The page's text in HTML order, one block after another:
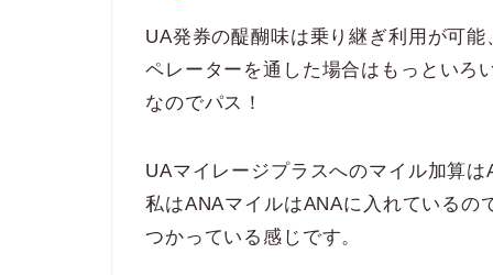
UA発券の醍醐味は乗り継ぎ利用が可能
ペレーターを通した場合はもっといろ
なのでパス！
UAマイレージプラスへのマイル加算
私はANAマイルはANAに入れているの
つかっている感じです。